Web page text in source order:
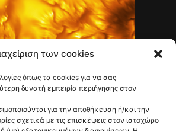
των cookies
όπως τα cookies για να σας
δυνατή εμπειρία περιήγησης στον
για την αποθήκευση ή/και την
σχετικά με τις επισκέψεις στον ιστοχώρο
& SCIENCE
εικόνες με